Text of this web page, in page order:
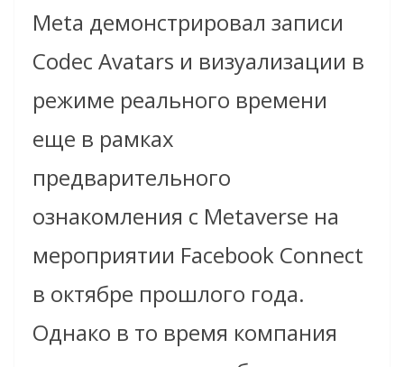
Meta демонстрировал записи
Codec Avatars и визуализации в
режиме реального времени
еще в рамках
предварительного
ознакомления с Metaverse на
мероприятии Facebook Connect
в октябре прошлого года.
Однако в то время компания